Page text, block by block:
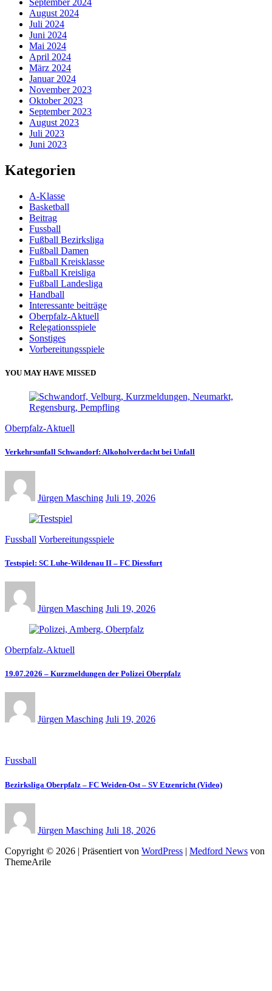
September 2024
August 2024
Juli 2024
Juni 2024
Mai 2024
April 2024
März 2024
Januar 2024
November 2023
Oktober 2023
September 2023
August 2023
Juli 2023
Juni 2023
Kategorien
A-Klasse
Basketball
Beitrag
Fussball
Fußball Bezirksliga
Fußball Damen
Fußball Kreisklasse
Fußball Kreisliga
Fußball Landesliga
Handball
Interessante beiträge
Oberpfalz-Aktuell
Relegationsspiele
Sonstiges
Vorbereitungsspiele
YOU MAY HAVE MISSED
Oberpfalz-Aktuell
Verkehrsunfall Schwandorf: Alkoholverdacht bei Unfall
Jürgen Masching Juli 19, 2026
Fussball Vorbereitungsspiele
Testspiel: SC Luhe-Wildenau II – FC Diessfurt
Jürgen Masching Juli 19, 2026
Oberpfalz-Aktuell
19.07.2026 – Kurzmeldungen der Polizei Oberpfalz
Jürgen Masching Juli 19, 2026
Fussball
Bezirksliga Oberpfalz – FC Weiden-Ost – SV Etzenricht (Video)
Jürgen Masching Juli 18, 2026
Copyright © 2026 | Präsentiert von WordPress | Medford News von
ThemeArile